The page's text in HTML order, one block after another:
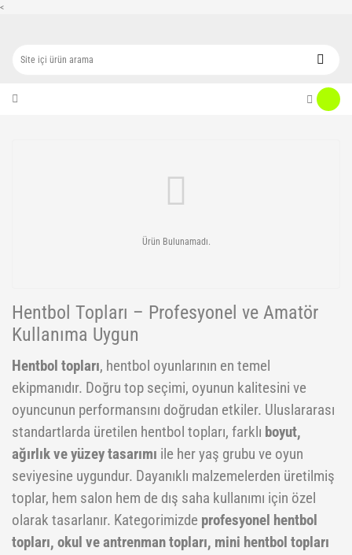
<
Ürün Bulunamadı.
Hentbol Topları – Profesyonel ve Amatör
Kullanıma Uygun
Hentbol topları, hentbol oyunlarının en temel
ekipmanıdır. Doğru top seçimi, oyunun kalitesini ve
oyuncunun performansını doğrudan etkiler. Uluslararası
standartlarda üretilen hentbol topları, farklı boyut,
ağırlık ve yüzey tasarımı ile her yaş grubu ve oyun
seviyesine uygundur. Dayanıklı malzemelerden üretilmiş
toplar, hem salon hem de dış saha kullanımı için özel
olarak tasarlanır. Kategorimizde profesyonel hentbol
topları, okul ve antrenman topları, mini hentbol topları